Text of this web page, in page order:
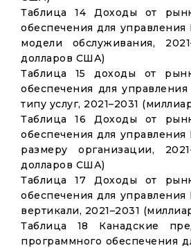
Таблица 14 Доходы от
обеспечения для
модели обслуживания,
долларов США)
Таблица 15 доходы от
обеспечения для
типу услуг, 2021–2031
Таблица 16 Доходы от
обеспечения для
размеру организации,
долларов США)
Таблица 17 Доходы от
обеспечения для
вертикали, 2021–2031
Таблица 18 Канадские
программного обеспечения